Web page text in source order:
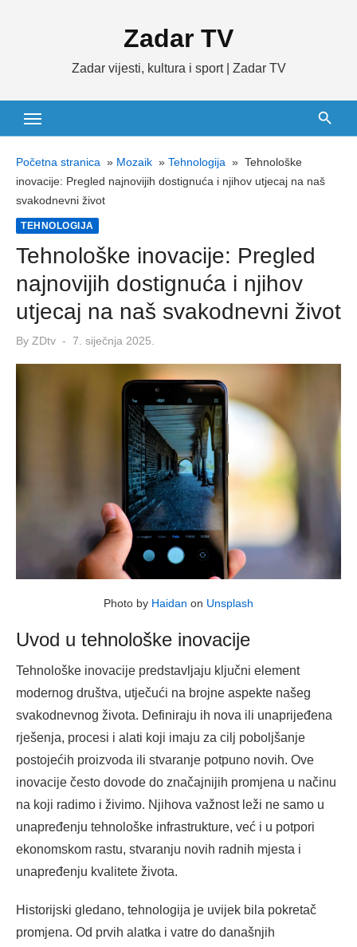
Zadar TV
Zadar vijesti, kultura i sport | Zadar TV
Početna stranica » Mozaik » Tehnologija » Tehnološke
inovacije: Pregled najnovijih dostignuća i njihov utjecaj na naš
svakodnevni život
TEHNOLOGIJA
Tehnološke inovacije: Pregled
najnovijih dostignuća i njihov
utjecaj na naš svakodnevni život
By ZDtv
Posted
7. siječnja 2025.
Photo by Haidan on Unsplash
Uvod u tehnološke inovacije
Tehnološke inovacije predstavljaju ključni element
modernog društva, utječući na brojne aspekte našeg
svakodnevnog života. Definiraju ih nova ili unaprijeđena
rješenja, procesi i alati koji imaju za cilj poboljšanje
postojećih proizvoda ili stvaranje potpuno novih. Ove
inovacije često dovode do značajnijih promjena u načinu
na koji radimo i živimo. Njihova važnost leži ne samo u
unapređenju tehnološke infrastrukture, već i u potpori
ekonomskom rastu, stvaranju novih radnih mjesta i
unapređenju kvalitete života.
Historijski gledano, tehnologija je uvijek bila pokretač
promjena. Od prvih alatka i vatre do današnjih